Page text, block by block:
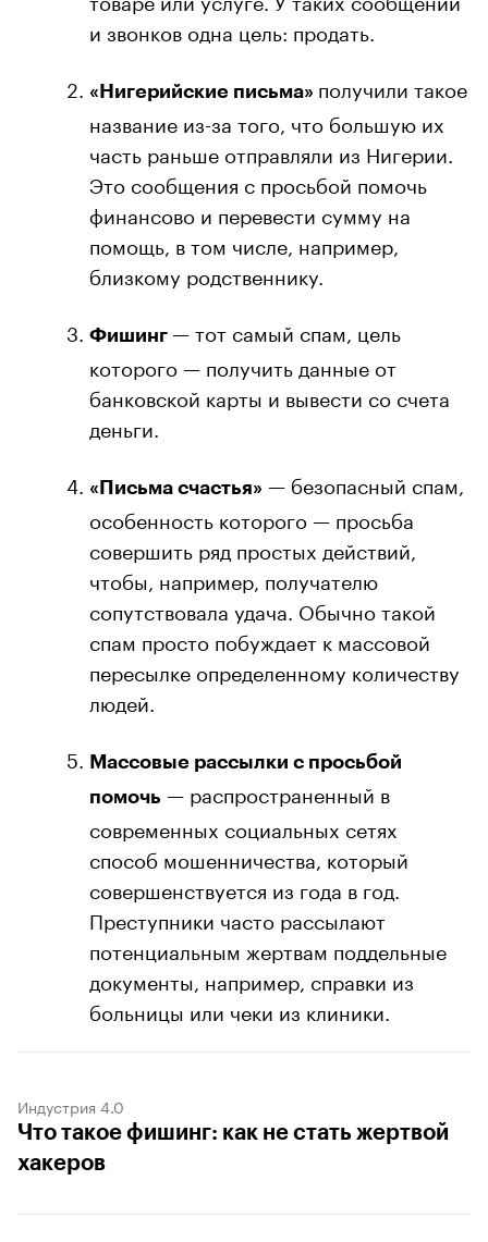
и звонков одна цель: продать.
«Нигерийские письма» получили такое
название из-за того, что большую их
часть раньше отправляли из Нигерии.
Это сообщения с просьбой помочь
финансово и перевести сумму на
помощь, в том числе, например,
близкому родственнику.
Фишинг — тот самый спам, цель
которого — получить данные от
банковской карты и вывести со счета
деньги.
«Письма счастья» — безопасный спам,
особенность которого — просьба
совершить ряд простых действий,
чтобы, например, получателю
сопутствовала удача. Обычно такой
спам просто побуждает к массовой
пересылке определенному количеству
людей.
Массовые рассылки с просьбой
помочь — распространенный в
современных социальных сетях
способ мошенничества, который
совершенствуется из года в год.
Преступники часто рассылают
потенциальным жертвам поддельные
документы, например, справки из
больницы или чеки из клиники.
Индустрия 4.0
Что такое фишинг: как не стать жертвой
хакеров